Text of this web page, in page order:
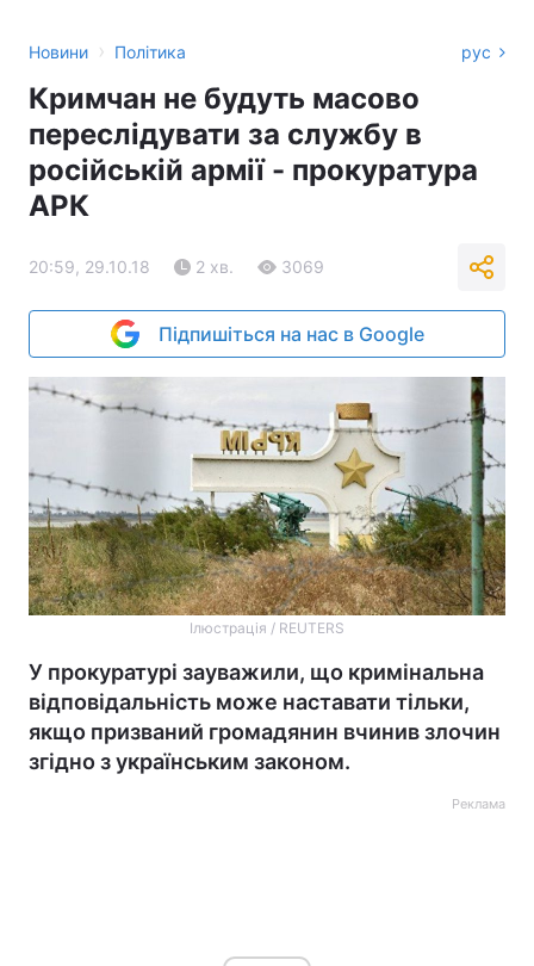
Новини › Політика рус
Кримчан не будуть масово
переслідувати за службу в
російській армії - прокуратура
АРК
20:59, 29.10.18 2 хв. 3069
Підпишіться на нас в Google
Ілюстрація / REUTERS
У прокуратурі зауважили, що кримінальна
відповідальність може наставати тільки,
якщо призваний громадянин вчинив злочин
згідно з українським законом.
Реклама